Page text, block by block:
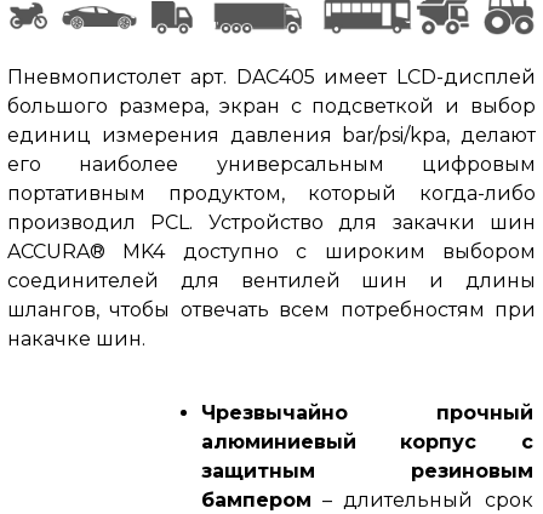
Пневмопистолет арт. DAC405 имеет LCD-дисплей
большого размера, экран с подсветкой и выбор
единиц измерения давления bar/psi/kpa, делают
его наиболее универсальным цифровым
портативным продуктом, который когда-либо
производил PCL. Устройство для закачки шин
ACCURA® MK4 доступно с широким выбором
соединителей для вентилей шин и длины
шлангов, чтобы отвечать всем потребностям при
накачке шин.
Чрезвычайно прочный
алюминиевый корпус с
защитным резиновым
бампером – длительный срок